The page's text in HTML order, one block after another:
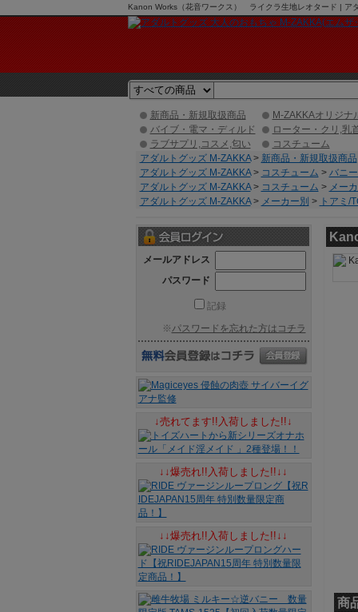
Kanon Works（花音ワークス） ライクラ生地レオタード | ア
新商品・新規取扱商品
M-ZAKKAオリジナ
バイブ・電マ・ディルド
ローター・クリ,乳
ラブサプリ,コスメ,匂い
コスチューム
アダルトグッズ M-ZAKKA> 新商品・新規取扱商品
アダルトグッズ M-ZAKKA> コスチューム > バニ
アダルトグッズ M-ZAKKA> コスチューム > メー
アダルトグッズ M-ZAKKA> メーカー別 > トアミ/
商
メールアドレス
パスワード
記録
※パスワードを忘れた方はコチラ
↓売れてます!!入荷しました!!↓
↓↓爆売れ!!入荷しました!!↓↓
↓↓爆売れ!!入荷しました!!↓↓